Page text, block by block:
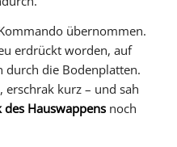
übernommen.
erdrückt worden, auf
durch die Bodenplatten.
erschrak kurz – und sah
des Hauswappensnoch